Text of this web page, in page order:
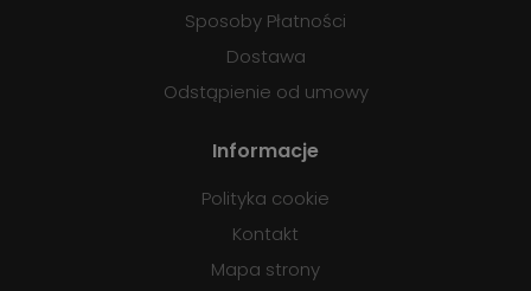
Sposoby Płatności
Dostawa
Odstąpienie od umowy
Informacje
Polityka cookie
Kontakt
Mapa strony